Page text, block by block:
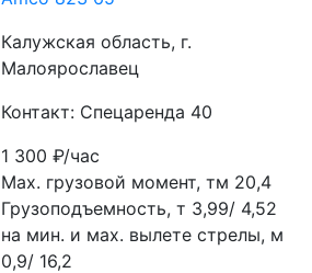
Калужская область, г.
Малоярославец
Контакт: Спецаренда 40
1 300₽/час
Мах. грузовой момент, тм 20,4
Грузоподъемность, т 3,99/ 4,52
на мин. и мах. вылете стрелы, м
0,9/ 16,2